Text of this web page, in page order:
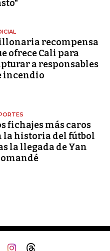
recompensa
ofrece Cali para
a responsables
incendio
fichajes más caros
la historia del fútbol
la llegada de Yan